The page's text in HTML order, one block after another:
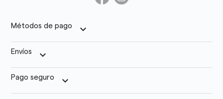
Métodos de pago keyboard_arrow_down
Envíos keyboard_arrow_down
Pago seguro keyboard_arrow_down